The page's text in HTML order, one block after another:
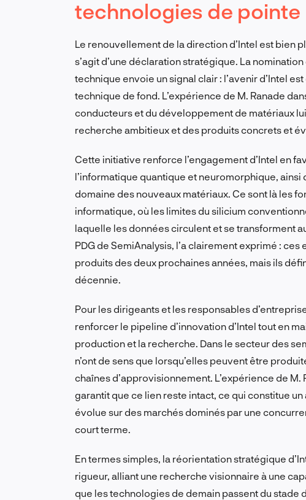
technologies de pointe
Le renouvellement de la direction d’Intel est bien
s’agit d’une déclaration stratégique. La
technique envoie un signal clair : l’avenir d’Intel
technique de fond. L’expérience de M. Ranade
conducteurs et du développement de matériaux
recherche ambitieux et des produits concrets et
Cette initiative renforce l’engagement d’Intel en
l’informatique quantique et neuromorphique,
domaine des nouveaux matériaux. Ce sont là les
informatique, où les limites du silicium
laquelle les données circulent et se transforment
PDG de SemiAnalysis, l’a clairement exprimé :
produits des deux prochaines années, mais ils
décennie.
Pour les dirigeants et les responsables
renforcer le pipeline d’innovation d’Intel tout en
production et la recherche. Dans le secteur des
n’ont de sens que lorsqu’elles peuvent être
chaînes d’approvisionnement. L’expérience de
garantit que ce lien reste intact, ce qui constitue
évolue sur des marchés dominés par une
court terme.
En termes simples, la réorientation stratégique
rigueur, alliant une recherche visionnaire à une
que les technologies de demain passent du